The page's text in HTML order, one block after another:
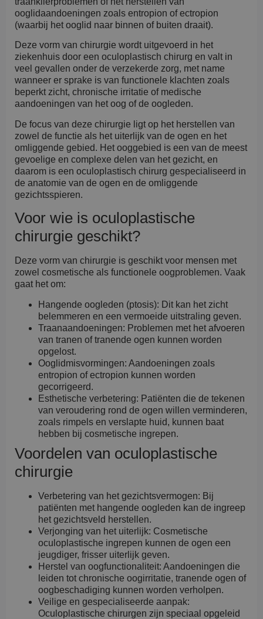
ooglidaandoeningen zoals entropion of ectropion
(waarbij het ooglid naar binnen of buiten draait).
Deze vorm van chirurgie wordt uitgevoerd in het
ziekenhuis door een oculoplastisch chirurg en valt in
veel gevallen onder de verzekerde zorg, met name
wanneer er sprake is van functionele klachten zoals
beperkt zicht, chronische irritatie of medische
aandoeningen van het oog of de oogleden.
De focus van deze chirurgie ligt op het herstellen van
zowel de functie als het uiterlijk van de ogen en het
omliggende gebied. Het ooggebied is een van de meest
gevoelige en complexe delen van het gezicht, en
daarom is een oculoplastisch chirurg gespecialiseerd in
de anatomie van de ogen en de omliggende
gezichtsspieren.
Voor wie is oculoplastische
chirurgie geschikt?
Deze vorm van chirurgie is geschikt voor mensen met
zowel cosmetische als functionele oogproblemen. Vaak
gaat het om:
Hangende oogleden (ptosis): Dit kan het zicht
belemmeren en een vermoeide uitstraling geven.
Traanaandoeningen: Problemen met het afvoeren
van tranen of tranende ogen kunnen worden
opgelost.
Ooglidmisvormingen: Aandoeningen zoals
entropion of ectropion kunnen worden
gecorrigeerd.
Esthetische verbetering: Patiënten die de tekenen
van veroudering rond de ogen willen verminderen,
zoals rimpels en verslapte huid, kunnen baat
hebben bij cosmetische ingrepen.
Voordelen van oculoplastische
chirurgie
Verbetering van het gezichtsvermogen: Bij
patiënten met hangende oogleden kan de ingreep
het gezichtsveld herstellen.
Verjonging van het uiterlijk: Cosmetische
oculoplastische ingrepen kunnen de ogen een
jeugdiger, frisser uiterlijk geven.
Herstel van oogfunctionaliteit: Aandoeningen die
leiden tot chronische oogirritatie, tranende ogen of
oogbeschadiging kunnen worden verholpen.
Veilige en gespecialiseerde aanpak:
Oculoplastische chirurgen zijn speciaal opgeleid